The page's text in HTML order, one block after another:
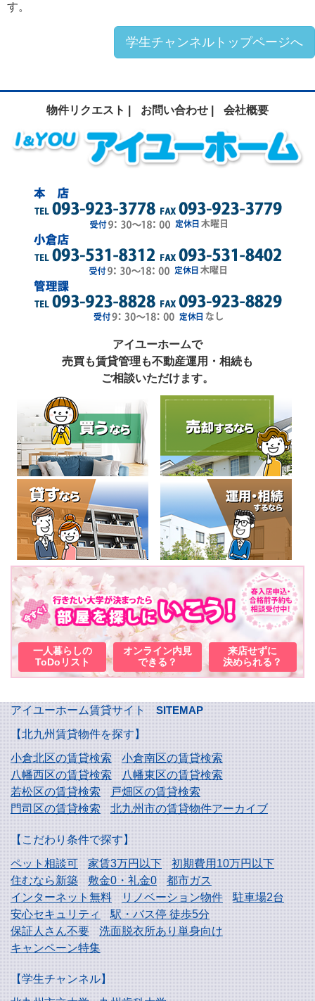
す。
学生チャンネルトップページへ
物件リクエスト | お問い合わせ | 会社概要
アイユーホームで
売買も賃貸管理も不動産運用・相続も
ご相談いただけます。
一人暮らしの
ToDoリスト
オンライン内見
できる？
来店せずに
決められる？
アイユーホーム賃貸サイト
SITEMAP
【北九州賃貸物件を探す】
小倉北区の賃貸検索
小倉南区の賃貸検索
八幡西区の賃貸検索
八幡東区の賃貸検索
若松区の賃貸検索
戸畑区の賃貸検索
門司区の賃貸検索
北九州市の賃貸物件アーカイブ
【こだわり条件で探す】
ペット相談可
家賃3万円以下
初期費用10万円以下
住むなら新築
敷金0・礼金0
都市ガス
インターネット無料
リノベーション物件
駐車場2台
安心セキュリティ
駅・バス停 徒歩5分
保証人さん不要
洗面脱衣所あり単身向け
キャンペーン特集
【学生チャンネル】